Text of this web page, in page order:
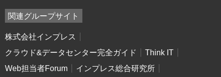
関連グループサイト
株式会社インプレス
クラウド&データセンター完全ガイド
Think IT
Web担当者Forum
インプレス総合研究所